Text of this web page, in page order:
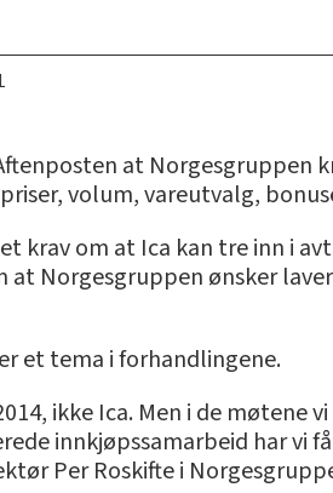
at Norgesgruppen
volum, vareutvalg,
krav om at Ica kan tre inn i
Norgesgruppen ønsker
et tema i forhandlingene.
ikke Ica. Men i de møtene
innkjøpssamarbeid har vi
Per Roskifte i